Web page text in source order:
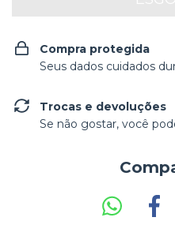
Compra protegida
Seus dados cuidados
Trocas e devoluções
Se não gostar, você